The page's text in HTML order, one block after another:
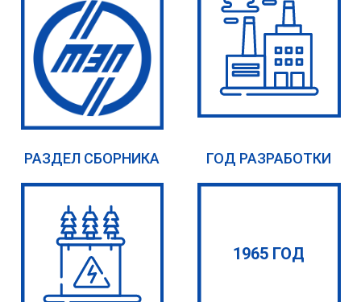
РАЗДЕЛ СБОРНИКА ГОД РАЗРАБОТКИ
1965 ГОД